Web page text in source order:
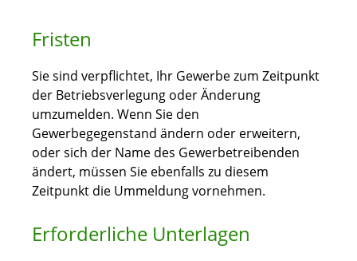
Fristen
Sie sind verpflichtet, Ihr Gewerbe zum Zeitpunkt
der Betriebsverlegung oder Änderung
umzumelden. Wenn Sie den
Gewerbegegenstand ändern oder erweitern,
oder sich der Name des Gewerbetreibenden
ändert, müssen Sie ebenfalls zu diesem
Zeitpunkt die Ummeldung vornehmen.
Erforderliche Unterlagen